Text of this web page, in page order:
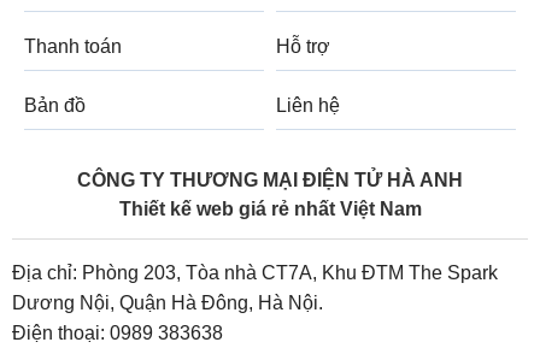
Thanh toán Hỗ trợ
Bản đồ Liên hệ
CÔNG TY THƯƠNG MẠI ĐIỆN TỬ HÀ ANH
Thiết kế web giá rẻ nhất Việt Nam
Địa chỉ: Phòng 203, Tòa nhà CT7A, Khu ĐTM The Spark
Dương Nội, Quận Hà Đông, Hà Nội.
Điện thoại: 0989 383638